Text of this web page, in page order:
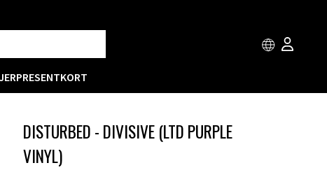
PRESENTKORT
DISTURBED - DIVISIVE (LTD PURPLE
VINYL)